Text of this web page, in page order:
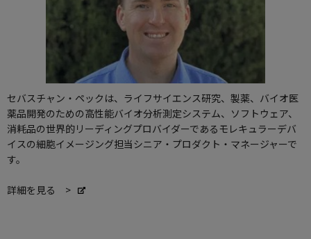
セバスチャン・ペックは、ライフサイエンス研究、製薬、バイオ医
薬品開発のための高性能バイオ分析測定システム、ソフトウェア、
消耗品の世界的リーディングプロバイダーであるモレキュラーデバ
イスの細胞イメージング担当シニア・プロダクト・マネージャーで
す。
詳細を見る >